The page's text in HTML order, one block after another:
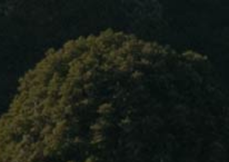
About Us
Our wines
Contact Us Champagne